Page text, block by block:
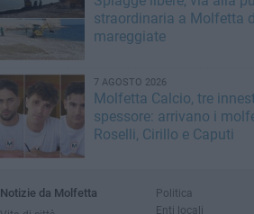
straordinaria a Molfetta
mareggiate
7 AGOSTO 2026
Molfetta Calcio, tre
spessore: arrivano i
Roselli, Cirillo e Caputi
Notizie da Molfetta
Politica
Enti locali